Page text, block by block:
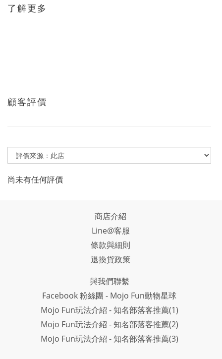
了解更多
顧客評價
尚未有任何評價
商店介紹
Line@客服
條款與細則
退換貨政策
與我們聯繫
Facebook 粉絲團 - Mojo Fun動物星球
Mojo Fun玩法介紹 - 知名部落客推薦(1)
Mojo Fun玩法介紹 - 知名部落客推薦(2)
Mojo Fun玩法介紹 - 知名部落客推薦(3)